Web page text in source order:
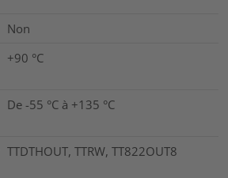
Non
+90 °C
De -55 °C à +135 °C
TTDTHOUT, TTRW, TT822OUT8